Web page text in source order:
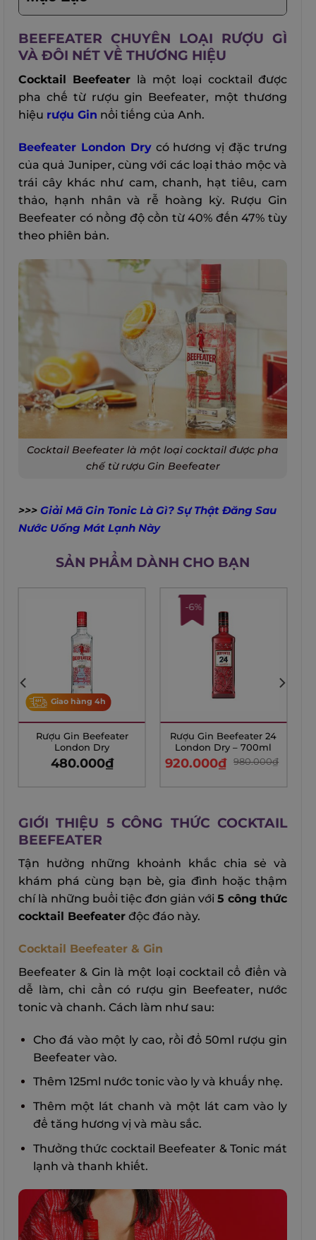
BEEFEATER CHUYÊN LOẠI RƯỢU GÌ
VÀ ĐÔI NÉT VỀ THƯƠNG HIỆU
Cocktail Beefeater là một loại cocktail được
pha chế từ rượu gin Beefeater, một thương
hiệu rượu Gin nổi tiếng của Anh.
Beefeater London Drycó hương vị đặc trưng
của quả Juniper, cùng với các loại thảo mộc và
trái cây khác như cam, chanh, hạt tiêu, cam
thảo, hạnh nhân và rễ hoàng kỳ. Rượu Gin
Beefeater có nồng độ cồn từ 40% đến 47% tùy
theo phiên bản.
Cocktail Beefeater là một loại cocktail được pha
chế từ rượu Gin Beefeater
>>> Giải Mã Gin Tonic Là Gì? Sự Thật Đăng Sau
Nước Uống Mát Lạnh Này
SẢN PHẨM DÀNH CHO BẠN
Giao hàng 4h
Rượu Gin Beefeater
London Dry
480.000₫
-6%
Rượu Gin Beefeater 24
London Dry – 700ml
980.000₫
920.000₫
GIỚI THIỆU 5 CÔNG THỨC COCKTAIL
BEEFEATER
Tận hưởng những khoảnh khắc chia sẻ và
khám phá cùng bạn bè, gia đình hoặc thậm
chí là những buổi tiệc đơn giản với 5 công thức
cocktail Beefeater độc đáo này.
Cocktail Beefeater & Gin
Beefeater & Gin là một loại cocktail cổ điển và
dễ làm, chỉ cần có rượu gin Beefeater, nước
tonic và chanh. Cách làm như sau:
Cho đá vào một ly cao, rồi đổ 50ml rượu gin
Beefeater vào.
Thêm 125ml nước tonic vào ly và khuấy nhẹ.
Thêm một lát chanh và một lát cam vào ly
để tăng hương vị và màu sắc.
Thưởng thức cocktail Beefeater & Tonic mát
lạnh và thanh khiết.